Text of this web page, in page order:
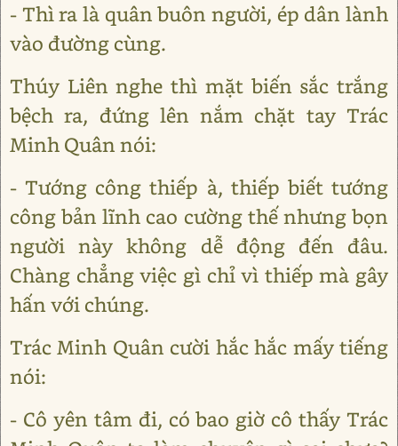
- Thì ra là quân buôn người, ép dân lành
vào đường cùng.
Thúy Liên nghe thì mặt biến sắc trắng
bệch ra, đứng lên nắm chặt tay Trác
Minh Quân nói:
- Tướng công thiếp à, thiếp biết tướng
công bản lĩnh cao cường thế nhưng bọn
người này không dễ động đến đâu.
Chàng chẳng việc gì chỉ vì thiếp mà gây
hấn với chúng.
Trác Minh Quân cười hắc hắc mấy tiếng
nói:
- Cô yên tâm đi, có bao giờ cô thấy Trác